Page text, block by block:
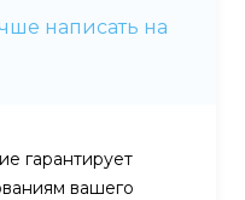
написать на
гарантирует
вашего